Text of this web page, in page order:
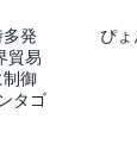
発
貿易
御
タゴ
ぴ